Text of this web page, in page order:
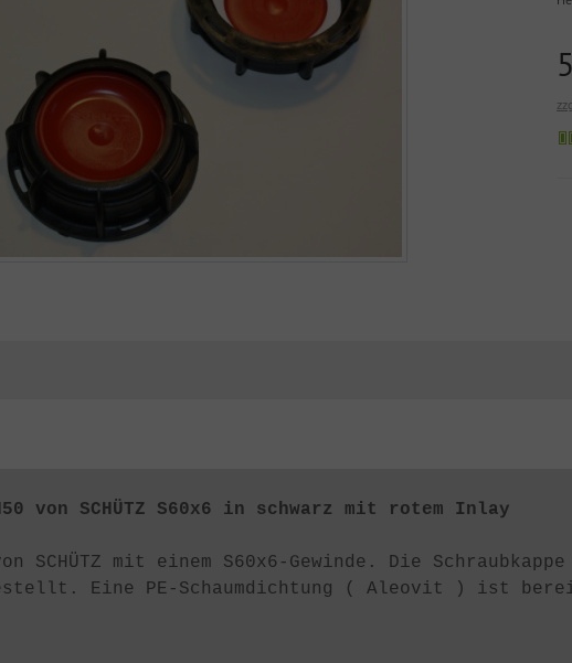
von SCHÜTZ S60x6 in schwarz mit rotem Inlay
SCHÜTZ mit einem S60x6-Gewinde. Die
Eine PE-Schaumdichtung ( Aleovit ) ist